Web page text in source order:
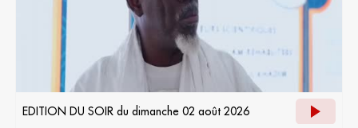
EDITION DU SOIR du dimanche 02 août 2026